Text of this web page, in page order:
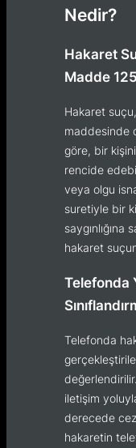
Nedir?
Hakaret
Madde
Hakaret
maddesinde
göre, bir
rencide
veya olgu
suretiyle bir
saygınlığına
hakaret
Telefonda
Telefonda
iletişim
derecede
hakaretin